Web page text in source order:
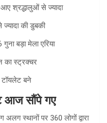
श्रद्धालुओं से ज्यादा
की डुबकी
बड़ा मेला एरिया
का स्ट्रक्चर
बने
आज सौंपे गए
स्थानों पर 360 लोगों द्वारा